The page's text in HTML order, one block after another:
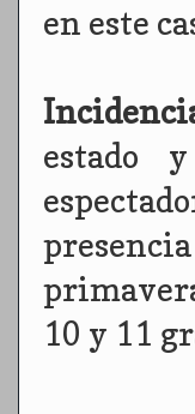
en este
estado
10 y 11